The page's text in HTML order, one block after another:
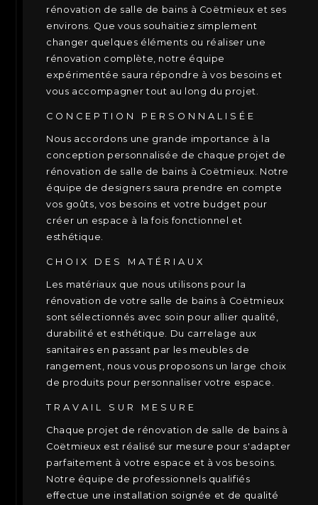
rénovation de salle de bains à Coëtmieux et ses
environs. Que vous souhaitiez simplement
changer quelques éléments ou réaliser une
rénovation complète, notre équipe
expérimentée saura répondre à vos besoins et
vous accompagner tout au long du projet.
CONCEPTION PERSONNALISÉE
Nous accordons une grande importance à la
conception personnalisée de chaque projet de
rénovation de salle de bains à Coëtmieux. Notre
équipe de designers saura prendre en compte
vos goûts, vos besoins et votre budget pour
créer un espace à la fois fonctionnel et
esthétique.
CHOIX DES MATÉRIAUX
Les matériaux que nous utilisons pour la
rénovation de votre salle de bains à Coëtmieux
sont sélectionnés avec soin pour allier qualité,
durabilité et esthétique. Du carrelage aux
sanitaires en passant par les meubles de
rangement, nous vous proposons un large choix
de produits pour personnaliser votre espace.
TRAVAIL SUR MESURE
Chaque projet de rénovation de salle de bains à
Coëtmieux est réalisé sur mesure pour s'adapter
parfaitement à votre espace et à vos besoins.
Notre équipe de professionnels qualifiés
effectue une installation soignée et de qualité